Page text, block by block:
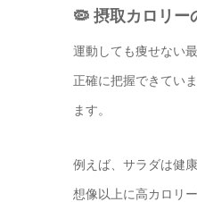
🦠 摂取カロリー
運動しても痩せない
正確に把握できてい
ます。
例えば、サラダは健
想像以上に高カロリ